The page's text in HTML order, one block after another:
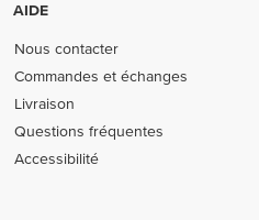
AIDE
Nous contacter
Commandes et échanges
Livraison
Questions fréquentes
Accessibilité